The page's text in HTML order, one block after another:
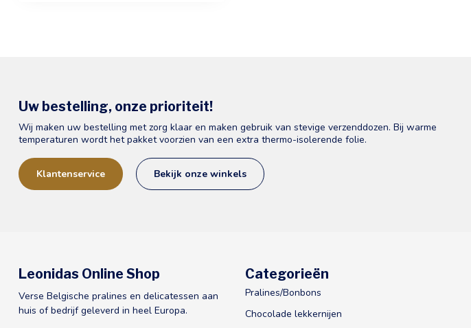
Uw bestelling, onze prioriteit!
Wij maken uw bestelling met zorg klaar en maken gebruik van stevige verzenddozen. Bij warme
temperaturen wordt het pakket voorzien van een extra thermo-isolerende folie.
Klantenservice Bekijk onze winkels
Leonidas Online Shop
Verse Belgische pralines en delicatessen aan
huis of bedrijf geleverd in heel Europa.
Categorieën
Pralines/Bonbons
Chocolade lekkernijen